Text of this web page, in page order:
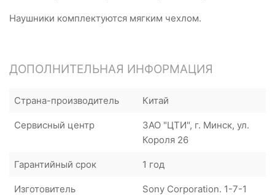
Наушники комплектуются мягким чехлом.
ДОПОЛНИТЕЛЬНАЯ ИНФОРМАЦИЯ
Страна-производитель Китай
Сервисный центр
ЗАО "ЦТИ", г. Минск, ул.
Короля 26
Гарантийный срок 1 год
Изготовитель
Sony Corporation. 1-7-1